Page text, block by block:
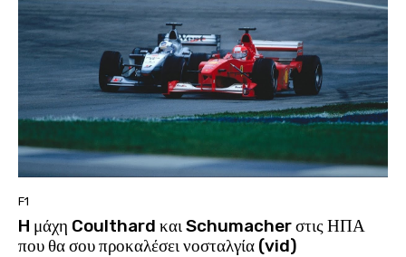
F1
H μάχη Coulthard και Schumacher στις ΗΠΑ
που θα σου προκαλέσει νοσταλγία (vid)